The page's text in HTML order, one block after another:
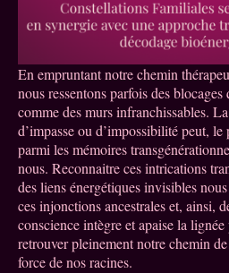
En empruntant notre chemin
nous ressentons parfois des
comme des murs infranchissables.
d’impasse ou d’impossibilité peut,
parmi les mémoires
nous. Reconnaitre ces intrications
des liens énergétiques invisibles
ces injonctions ancestrales et, ainsi,
conscience intègre et apaise la
retrouver pleinement notre chemin
force de nos racines.